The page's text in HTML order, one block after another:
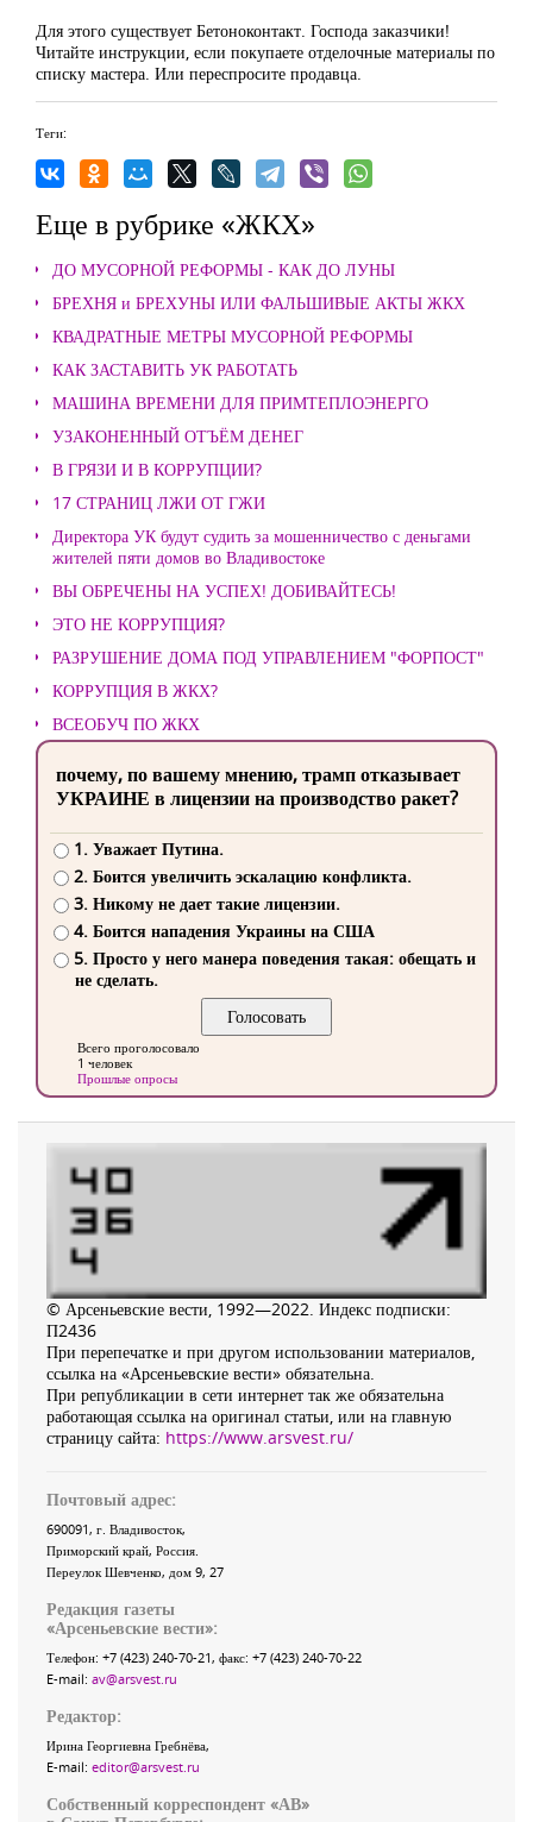
Для этого существует Бетоноконтакт. Господа заказчики!
Читайте инструкции, если покупаете отделочные материалы по
списку мастера. Или переспросите продавца.
Теги:
Еще в рубрике «ЖКХ»
ДО МУСОРНОЙ РЕФОРМЫ - КАК ДО ЛУНЫ
БРЕХНЯ и БРЕХУНЫ ИЛИ ФАЛЬШИВЫЕ АКТЫ ЖКХ
КВАДРАТНЫЕ МЕТРЫ МУСОРНОЙ РЕФОРМЫ
КАК ЗАСТАВИТЬ УК РАБОТАТЬ
МАШИНА ВРЕМЕНИ ДЛЯ ПРИМТЕПЛОЭНЕРГО
УЗАКОНЕННЫЙ ОТЪЁМ ДЕНЕГ
В ГРЯЗИ И В КОРРУПЦИИ?
17 СТРАНИЦ ЛЖИ ОТ ГЖИ
Директора УК будут судить за мошенничество с деньгами
жителей пяти домов во Владивостоке
ВЫ ОБРЕЧЕНЫ НА УСПЕХ! ДОБИВАЙТЕСЬ!
ЭТО НЕ КОРРУПЦИЯ?
РАЗРУШЕНИЕ ДОМА ПОД УПРАВЛЕНИЕМ "ФОРПОСТ"
КОРРУПЦИЯ В ЖКХ?
ВСЕОБУЧ ПО ЖКХ
почему, по вашему мнению, трамп отказывает
УКРАИНЕ в лицензии на производство ракет?
1. Уважает Путина.
2. Боится увеличить эскалацию конфликта.
3. Никому не дает такие лицензии.
4. Боится нападения Украины на США
5. Просто у него манера поведения такая: обещать и
не сделать.
Всего проголосовало
1 человек
Прошлые опросы
© Арсеньевские вести, 1992—2022. Индекс подписки:
П2436
При перепечатке и при другом использовании материалов,
ссылка на «Арсеньевские вести» обязательна.
При републикации в сети интернет так же обязательна
работающая ссылка на оригинал статьи, или на главную
страницу сайта: https://www.arsvest.ru/
Почтовый адрес:
690091, г. Владивосток,
Приморский край, Россия
Переулок Шевченко, дом 9, 27
Редакция газеты
«Арсеньевские вести»:
Телефон: +7 (423) 240-70-21, факс: +7 (423) 240-70-22
E-mail: av@arsvest.ru
Редактор:
Ирина Георгиевна Гребнёва,
E-mail: editor@arsvest.ru
Собственный корреспондент «АВ»